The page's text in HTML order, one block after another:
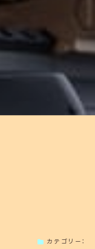
カテゴリー：